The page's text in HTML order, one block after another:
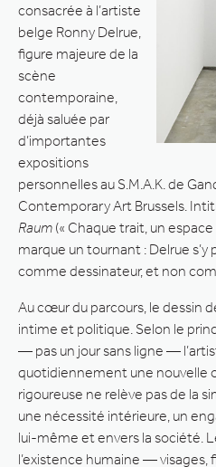
consacrée à l’artiste
belge Ronny Delrue,
figure majeure de la
scène
contemporaine,
déjà saluée par
d’importantes
expositions
personnelles au S.M.A.K. de
Contemporary Art Brussels.
Raum (« Chaque trait, un espace
marque un tournant : Delrue
comme dessinateur, et non
Au cœur du parcours, le dessin
intime et politique. Selon le
— pas un jour sans ligne —
quotidiennement une nouvelle
rigoureuse ne relève pas de la
une nécessité intérieure, un
lui-même et envers la société.
l’existence humaine — visages,